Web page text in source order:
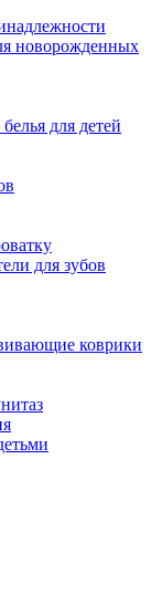
новорожденных
для детей
для зубов
коврики